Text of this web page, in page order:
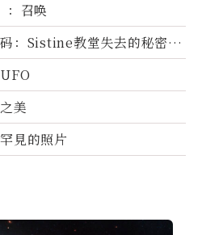
：召唤
：Sistine教堂失去的秘密
美
見的照片